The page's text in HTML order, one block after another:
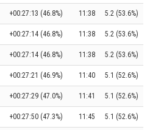
+00:27:13 (46.8%) 11:38 5.2 (53.6%)
+00:27:14 (46.8%) 11:38 5.2 (53.6%)
+00:27:14 (46.8%) 11:38 5.2 (53.6%)
+00:27:21 (46.9%) 11:40 5.1 (52.6%)
+00:27:29 (47.0%) 11:41 5.1 (52.6%)
+00:27:50 (47.3%) 11:45 5.1 (52.6%)